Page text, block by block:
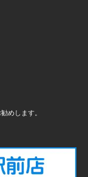
めします。